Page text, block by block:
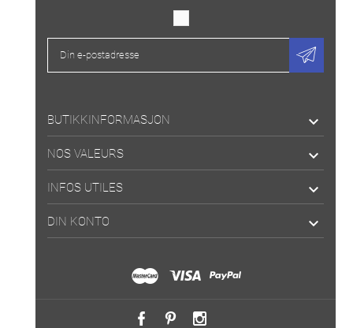
BUTIKKINFORMASJON 
NOS VALEURS 
INFOS UTILES 
DIN KONTO 